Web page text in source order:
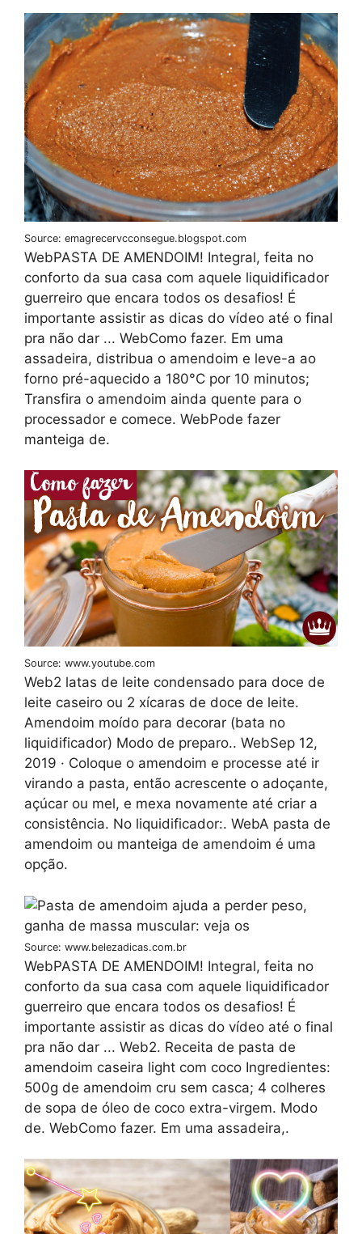
Source: emagrecervcconsegue.blogspot.com
WebPASTA DE AMENDOIM! Integral, feita no
conforto da sua casa com aquele liquidificador
guerreiro que encara todos os desafios! É
importante assistir as dicas do vídeo até o final
pra não dar ... WebComo fazer. Em uma
assadeira, distribua o amendoim e leve-a ao
forno pré-aquecido a 180°C por 10 minutos;
Transfira o amendoim ainda quente para o
processador e comece. WebPode fazer
manteiga de.
Source: www.youtube.com
Web2 latas de leite condensado para doce de
leite caseiro ou 2 xícaras de doce de leite.
Amendoim moído para decorar (bata no
liquidificador) Modo de preparo.. WebSep 12,
2019 · Coloque o amendoim e processe até ir
virando a pasta, então acrescente o adoçante,
açúcar ou mel, e mexa novamente até criar a
consistência. No liquidificador:. WebA pasta de
amendoim ou manteiga de amendoim é uma
opção.
Source: www.belezadicas.com.br
WebPASTA DE AMENDOIM! Integral, feita no
conforto da sua casa com aquele liquidificador
guerreiro que encara todos os desafios! É
importante assistir as dicas do vídeo até o final
pra não dar ... Web2. Receita de pasta de
amendoim caseira light com coco Ingredientes:
500g de amendoim cru sem casca; 4 colheres
de sopa de óleo de coco extra-virgem. Modo
de. WebComo fazer. Em uma assadeira,.